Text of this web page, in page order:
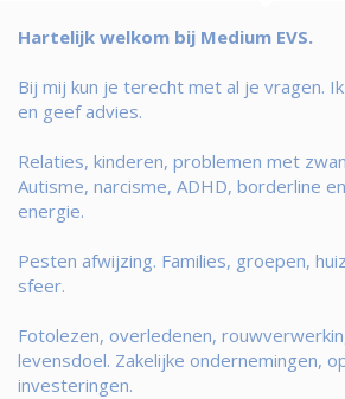
Hartelijk welkom bij Medium EVS.
Bij mij kun je terecht met al je vragen.
en geef advies.
Relaties, kinderen, problemen met
Autisme, narcisme, ADHD, borderline
energie.
Pesten afwijzing. Families, groepen,
sfeer.
Fotolezen, overledenen,
levensdoel. Zakelijke ondernemingen,
investeringen.